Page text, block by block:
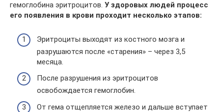
гемоглобина эритроцитов. У здоровых людей процесс
его появления в крови проходит несколько этапов:
Эритроциты выходят из костного мозга и
разрушаются после «старения» – через 3,5
месяца.
После разрушения из эритроцитов
освобождается гемоглобин.
От гема отщепляется железо и дальше вступает